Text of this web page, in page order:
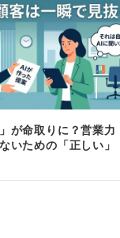
が命取りに？営業力
いための「正しい」